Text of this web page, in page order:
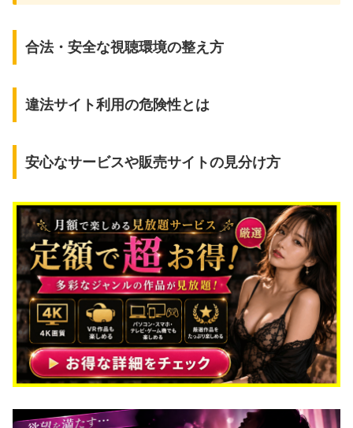
合法・安全な視聴環境の整え方
違法サイト利用の危険性とは
安心なサービスや販売サイトの見分け方